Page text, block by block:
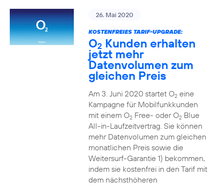
26. Mai 2020
KOSTENFREIES TARIF-UPGRADE:
O2 Kunden erhalten
jetzt mehr
Datenvolumen zum
gleichen Preis
Am 3. Juni 2020 startet O2eine
Kampagne für Mobilfunkkunden
mit einem O2Free- oder O2Blue
All-in-Laufzeitvertrag. Sie können
mehr Datenvolumen zum gleichen
monatlichen Preis sowie die
Weitersurf-Garantie 1) bekommen,
indem sie kostenfrei in den Tarif mit
dem nächsthöheren